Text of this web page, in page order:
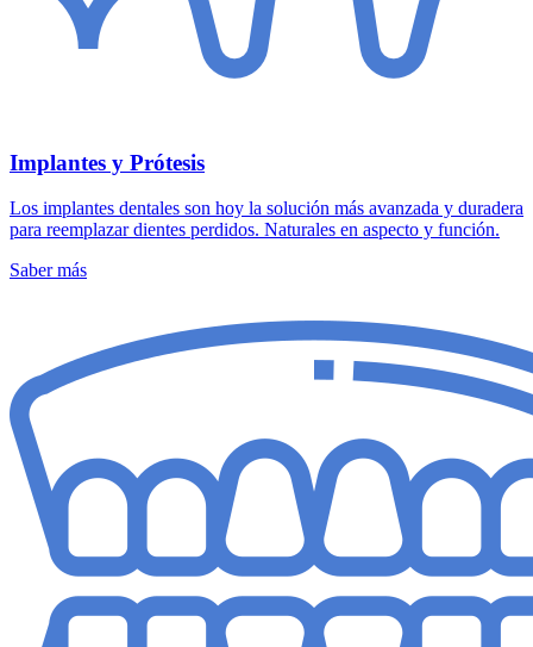
Implantes y Prótesis
Los implantes dentales son hoy la solución más avanzada y duradera
para reemplazar dientes perdidos. Naturales en aspecto y función.
Saber más